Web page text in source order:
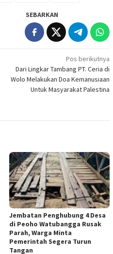
SEBARKAN
Pos berikutnya
Dari Lingkar Tambang PT. Ceria di
Wolo Melakukan Doa Kemanusiaan
Untuk Masyarakat Palestina
Jembatan Penghubung 4 Desa
di Peoho Watubangga Rusak
Parah, Warga Minta
Pemerintah Segera Turun
Tangan